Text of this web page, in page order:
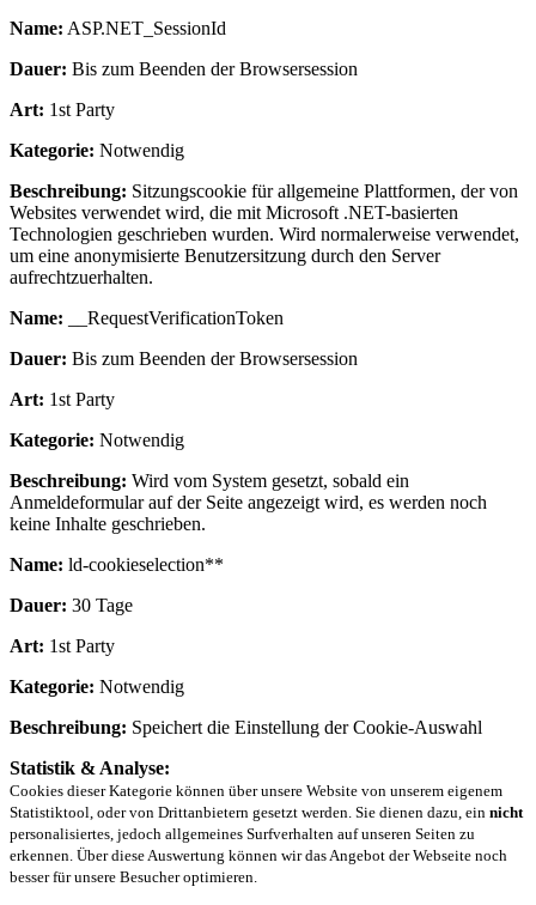
Name: ASP.NET_SessionId
Dauer: Bis zum Beenden der Browsersession
Art: 1st Party
Kategorie: Notwendig
Beschreibung: Sitzungscookie für allgemeine Plattformen, der von
Websites verwendet wird, die mit Microsoft .NET-basierten
Technologien geschrieben wurden. Wird normalerweise verwendet,
um eine anonymisierte Benutzersitzung durch den Server
aufrechtzuerhalten.
Name: __RequestVerificationToken
Dauer: Bis zum Beenden der Browsersession
Art: 1st Party
Kategorie: Notwendig
Beschreibung: Wird vom System gesetzt, sobald ein
Anmeldeformular auf der Seite angezeigt wird, es werden noch
keine Inhalte geschrieben.
Name: ld-cookieselection**
Dauer: 30 Tage
Art: 1st Party
Kategorie: Notwendig
Beschreibung: Speichert die Einstellung der Cookie-Auswahl
Statistik & Analyse:
Cookies dieser Kategorie können über unsere Website von unserem eigenem
Statistiktool, oder von Drittanbietern gesetzt werden. Sie dienen dazu, ein nicht
personalisiertes, jedoch allgemeines Surfverhalten auf unseren Seiten zu
erkennen. Über diese Auswertung können wir das Angebot der Webseite noch
besser für unsere Besucher optimieren.